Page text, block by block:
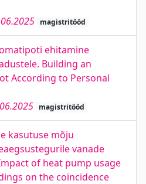
magistritööd
ehitamine
Building an
According to Personal
magistritööd
kasutuse mõju
vanade
of heat pump usage
on the coincidence